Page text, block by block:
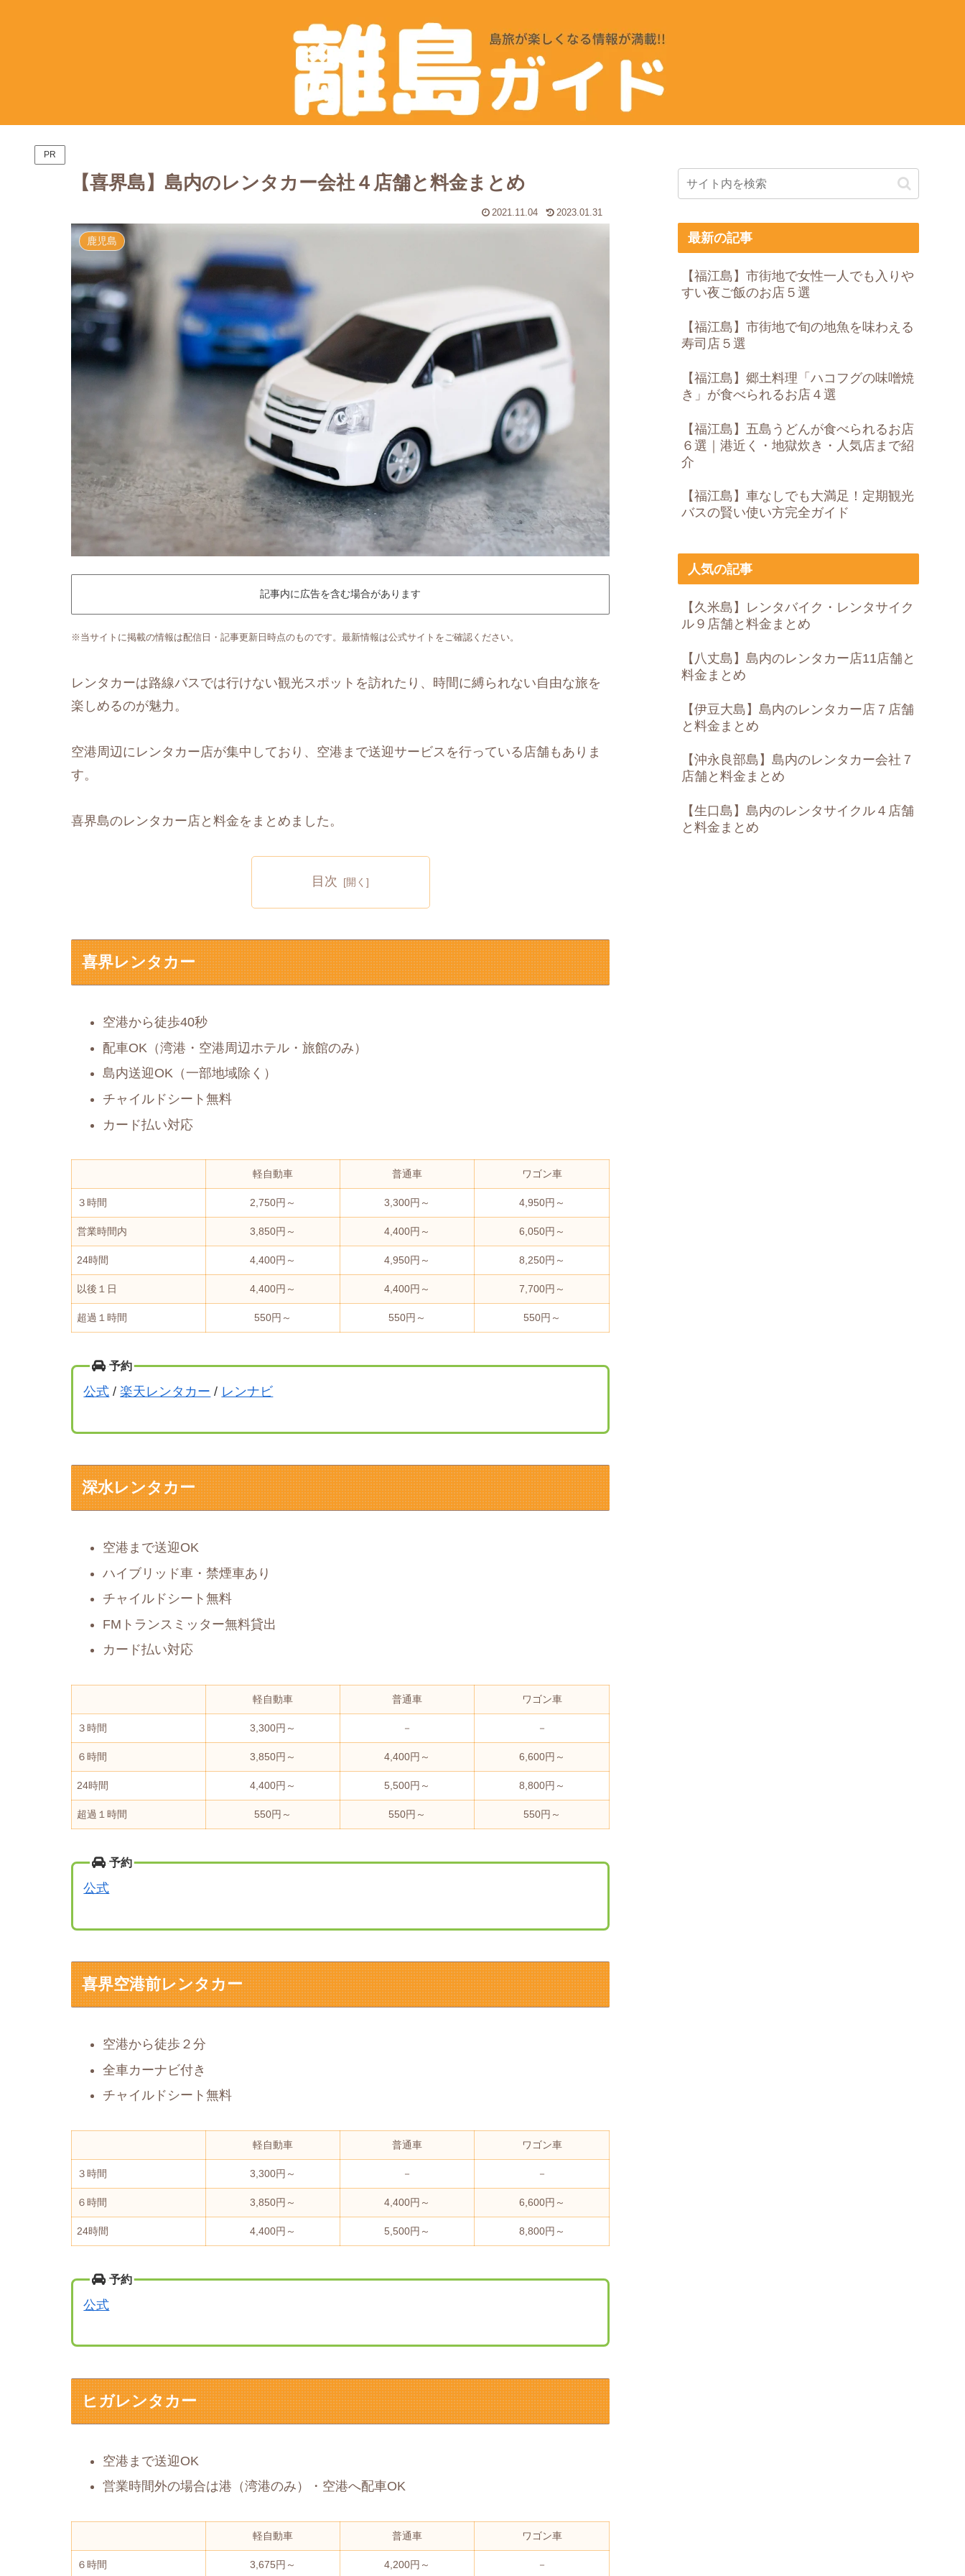
PR
【喜界島】島内のレンタカー会社４店舗と料金まとめ
2021.11.04 2023.01.31
鹿児島
記事内に広告を含む場合があります
※当サイトに掲載の情報は配信日・記事更新日時点のものです。最新情報は公式サイトをご確認ください。
レンタカーは路線バスでは行けない観光スポットを訪れたり、時間に縛られない自由な旅を
楽しめるのが魅力。
空港周辺にレンタカー店が集中しており、空港まで送迎サービスを行っている店舗もありま
す。
喜界島のレンタカー店と料金をまとめました。
目次
喜界レンタカー
空港から徒歩40秒
配車OK（湾港・空港周辺ホテル・旅館のみ）
島内送迎OK（一部地域除く）
チャイルドシート無料
カード払い対応
軽自動車 普通車 ワゴン車
３時間 2,750円～ 3,300円～ 4,950円～
営業時間内 3,850円～ 4,400円～ 6,050円～
24時間 4,400円～ 4,950円～ 8,250円～
以後１日 4,400円～ 4,400円～ 7,700円～
超過１時間 550円～ 550円～ 550円～
予約
公式 /楽天レンタカー / レンナビ
深水レンタカー
空港まで送迎OK
ハイブリッド車・禁煙車あり
チャイルドシート無料
FMトランスミッター無料貸出
カード払い対応
軽自動車 普通車 ワゴン車
３時間 3,300円～ － －
６時間 3,850円～ 4,400円～ 6,600円～
24時間 4,400円～ 5,500円～ 8,800円～
超過１時間 550円～ 550円～ 550円～
予約
公式
喜界空港前レンタカー
空港から徒歩２分
全車カーナビ付き
チャイルドシート無料
軽自動車 普通車 ワゴン車
３時間 3,300円～ － －
６時間 3,850円～ 4,400円～ 6,600円～
24時間 4,400円～ 5,500円～ 8,800円～
予約
公式
ヒガレンタカー
空港まで送迎OK
営業時間外の場合は港（湾港のみ）・空港へ配車OK
軽自動車 普通車 ワゴン車
６時間 3,675円～ 4,200円～ －
最新の記事
【福江島】市街地で女性一人でも入りや
すい夜ご飯のお店５選
【福江島】市街地で旬の地魚を味わえる
寿司店５選
【福江島】郷土料理「ハコフグの味噌焼
き」が食べられるお店４選
【福江島】五島うどんが食べられるお店
６選｜港近く・地獄炊き・人気店まで紹
介
【福江島】車なしでも大満足！定期観光
バスの賢い使い方完全ガイド
人気の記事
【久米島】レンタバイク・レンタサイク
ル９店舗と料金まとめ
【八丈島】島内のレンタカー店11店舗と
料金まとめ
【伊豆大島】島内のレンタカー店７店舗
と料金まとめ
【沖永良部島】島内のレンタカー会社７
店舗と料金まとめ
【生口島】島内のレンタサイクル４店舗
と料金まとめ